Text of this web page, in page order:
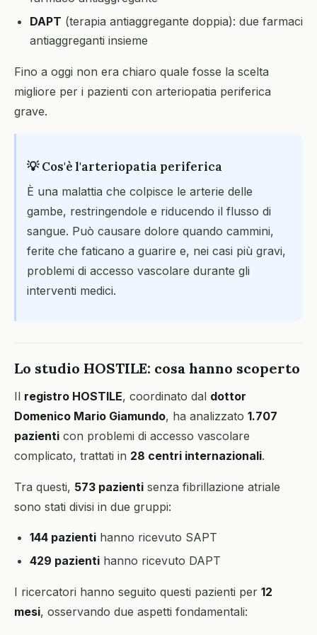
DAPT (terapia antiaggregante doppia): due farmaci
antiaggreganti insieme
Fino a oggi non era chiaro quale fosse la scelta
migliore per i pazienti con arteriopatia periferica
grave.
💡 Cos'è l'arteriopatia periferica
È una malattia che colpisce le arterie delle
gambe, restringendole e riducendo il flusso di
sangue. Può causare dolore quando cammini,
ferite che faticano a guarire e, nei casi più gravi,
problemi di accesso vascolare durante gli
interventi medici.
Lo studio HOSTILE: cosa hanno scoperto
Il registro HOSTILE, coordinato dal dottor
Domenico Mario Giamundo, ha analizzato 1.707
pazienti con problemi di accesso vascolare
complicato, trattati in 28 centri internazionali.
Tra questi, 573 pazienti senza fibrillazione atriale
sono stati divisi in due gruppi:
144 pazienti hanno ricevuto SAPT
429 pazienti hanno ricevuto DAPT
I ricercatori hanno seguito questi pazienti per 12
mesi, osservando due aspetti fondamentali: